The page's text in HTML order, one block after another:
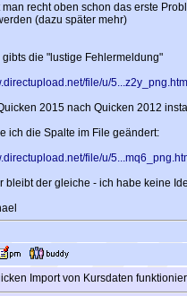
man recht oben schon das erste
(dazu später mehr)
gibts die "lustige Fehlermeldung"
file/u/5...z2y_png.htm
2015 nach Quicken 2012
ich die Spalte im File geändert:
file/u/
bleibt der gleiche - ich habe keine
Import von Kursdaten